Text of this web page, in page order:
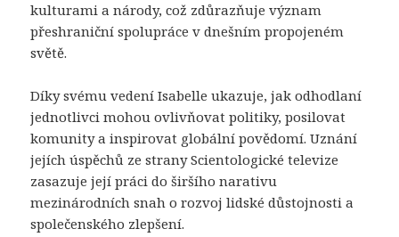
kulturami a národy, což zdůrazňuje význam
přeshraniční spolupráce v dnešním propojeném
světě.
Díky svému vedení Isabelle ukazuje, jak odhodlaní
jednotlivci mohou ovlivňovat politiky, posilovat
komunity a inspirovat globální povědomí. Uznání
jejích úspěchů ze strany Scientologické televize
zasazuje její práci do širšího narativu
mezinárodních snah o rozvoj lidské důstojnosti a
společenského zlepšení.